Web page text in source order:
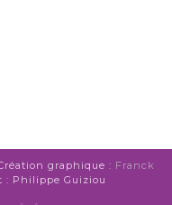
graphique : Franck
: Philippe Guiziou